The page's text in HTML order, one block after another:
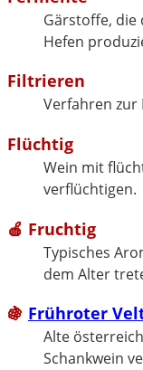
Gärstoffe, die
Hefen
Filtrieren
Verfahren zur
Flüchtig
Wein mit
verflüchtigen.
🍎 Fruchtig
Typisches
dem Alter
🍇 Frühroter
Alte
Schankwein